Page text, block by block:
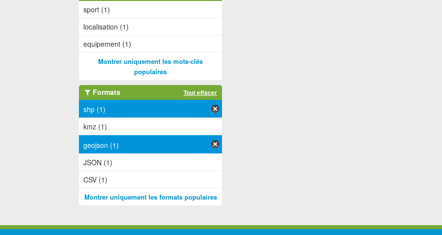
sport (1)
localisation (1)
equipement (1)
Montrer uniquement les mots-clés
populaires
Formats Tout effacer
shp (1)
kmz (1)
geojson (1)
JSON (1)
CSV (1)
Montrer uniquement les formats populaires